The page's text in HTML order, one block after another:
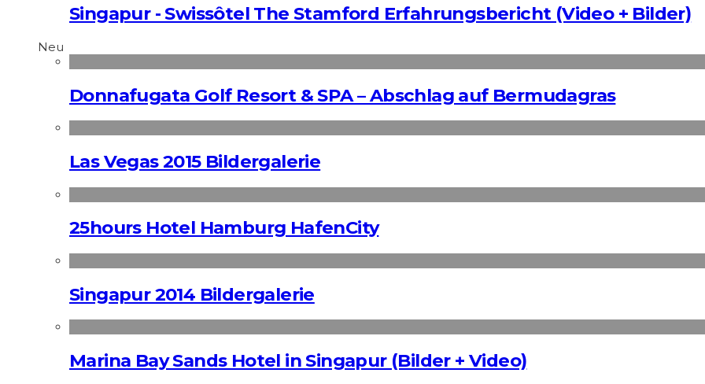
Singapur - Swissôtel The Stamford Erfahrungsbericht (Video + Bilder)
Neu
Donnafugata Golf Resort & SPA – Abschlag auf Bermudagras
Las Vegas 2015 Bildergalerie
25hours Hotel Hamburg HafenCity
Singapur 2014 Bildergalerie
Marina Bay Sands Hotel in Singapur (Bilder + Video)